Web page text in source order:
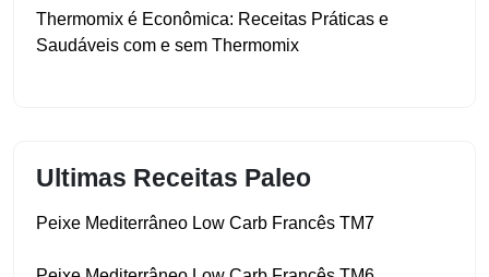
Thermomix é Econômica: Receitas Práticas e
Saudáveis com e sem Thermomix
Ultimas Receitas Paleo
Peixe Mediterrâneo Low Carb Francês TM7